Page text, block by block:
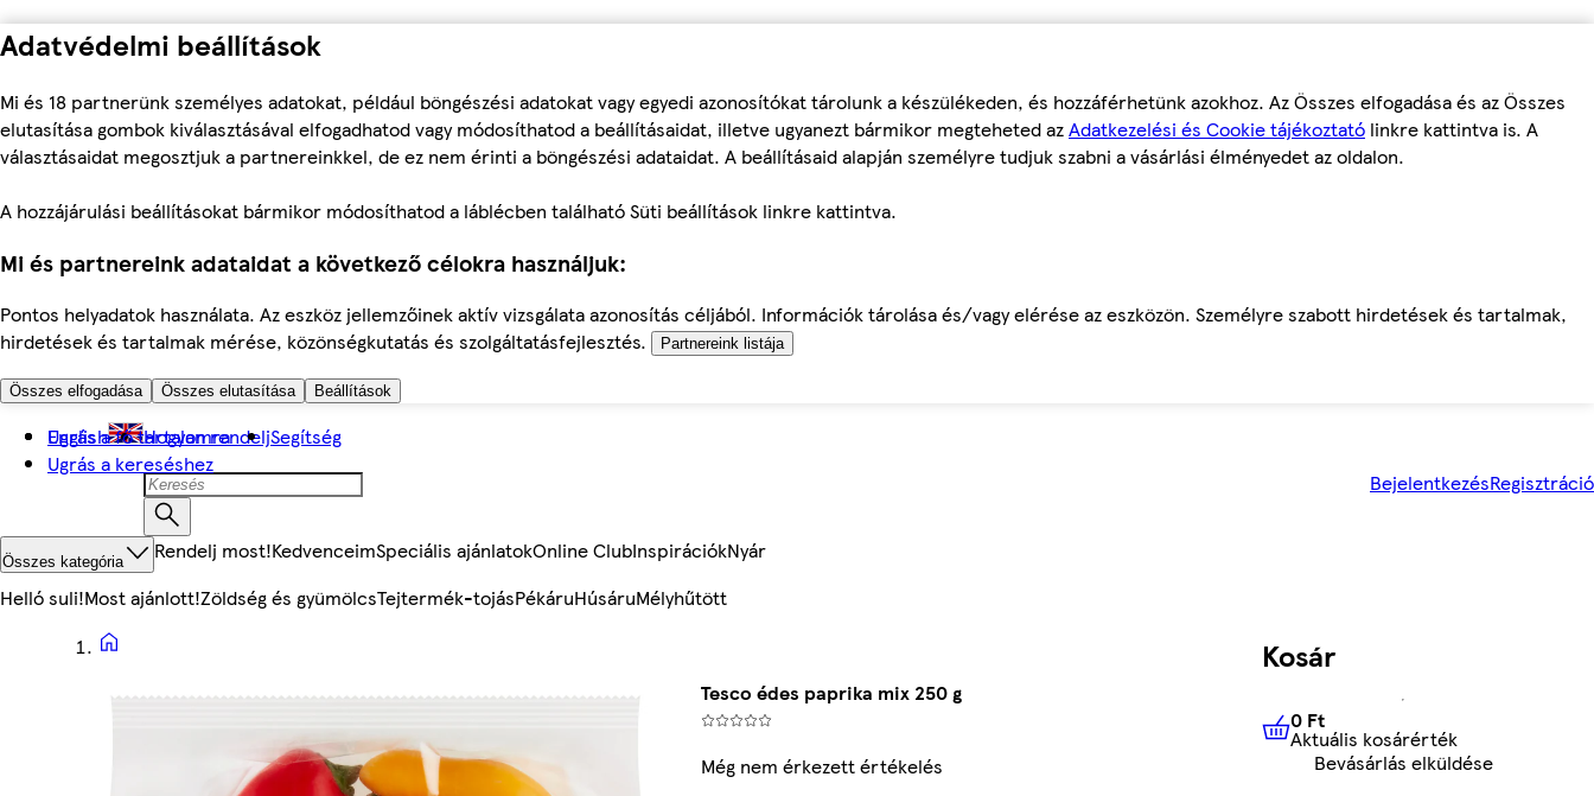
Adatvédelmi beállítások
Mi és 18 partnerünk személyes adatokat, például böngészési adatokat vagy egyedi azonosítókat tárolunk a készülékeden, és hozzáférhetünk azokhoz. Az Összes elfogadása és az Összes
elutasítása gombok kiválasztásával elfogadhatod vagy módosíthatod a beállításaidat, illetve ugyanezt bármikor megteheted azAdatkezelési és Cookie tájékoztató linkre kattintva is. A
választásaidat megosztjuk a partnereinkkel, de ez nem érinti a böngészési adataidat. A beállításaid alapján személyre tudjuk szabni a vásárlási élményedet az oldalon.
A hozzájárulási beállításokat bármikor módosíthatod a láblécben található Süti beállítások linkre kattintva.
Mi és partnereink adataidat a következő célokra használjuk:
Pontos helyadatok használata. Az eszköz jellemzőinek aktív vizsgálata azonosítás céljából. Információk tárolása és/vagy elérése az eszközön. Személyre szabott hirdetések és tartalmak,
hirdetések és tartalmak mérése, közönségkutatás és szolgáltatásfejlesztés.
Partnereink listája
Összes elfogadása Összes elutasítása Beállítások
Ugrás a fő tartalomra
Ugrás a kereséshez
English Hogyan rendeljSegítség
BejelentkezésRegisztráció
Összes kategória Rendelj most!KedvenceimSpeciális ajánlatokOnline ClubInspirációkNyár
Helló suli!Most ajánlott!Zöldség és gyümölcsTejtermék-tojásPékáruHúsáruMélyhűtött
Tesco édes paprika mix 250 g
Még nem érkezett értékelés
Kosár
0 FtAktuális kosárérték
0 Ft
Aktuális kosárérték
Bevásárlás elküldése